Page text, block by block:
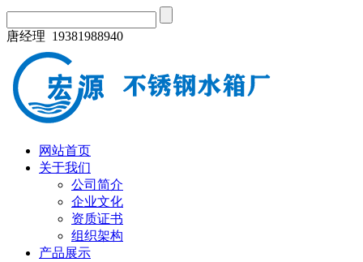
唐经理 19381988940
网站首页
关于我们
公司简介
企业文化
资质证书
组织架构
产品展示